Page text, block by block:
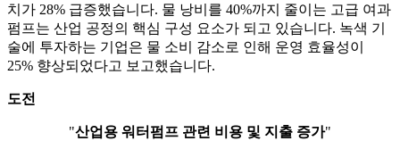
치가 28% 급증했습니다. 물 낭비를 40%까지 줄이는 고급 여과
펌프는 산업 공정의 핵심 구성 요소가 되고 있습니다. 녹색 기
술에 투자하는 기업은 물 소비 감소로 인해 운영 효율성이
25% 향상되었다고 보고했습니다.
도전
"산업용 워터펌프 관련 비용 및 지출 증가"